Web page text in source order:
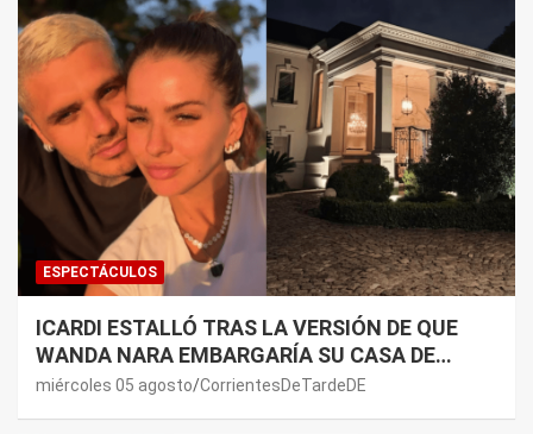
ESPECTÁCULOS
ICARDI ESTALLÓ TRAS LA VERSIÓN DE QUE
WANDA NARA EMBARGARÍA SU CASA DE
NORDELTA: “NECESITAN RASCAR DE ALGÚN
miércoles 05 agosto CorrientesDeTardeDE